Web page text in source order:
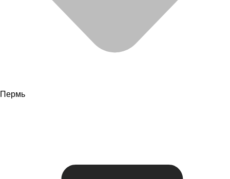
Пермь